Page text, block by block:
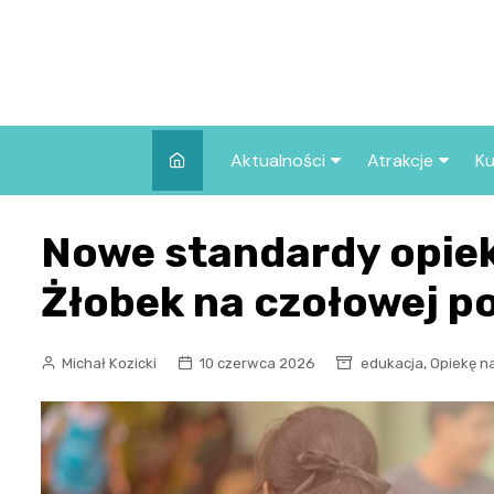
Aktualności
Wszystkie wpisy
Atrakcje
we Wrocławiu
Co warto
Wrocławiu?
Nowe standardy
Żłobek na czołowej
Michał Kozicki 10 czerwca 2026 edukacja, Opiekę